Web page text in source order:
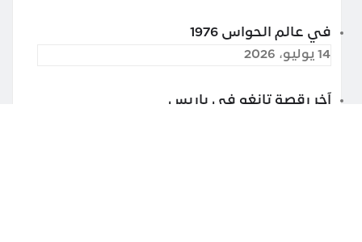
في عالم الحواس 1976
14 يوليو، 2026
آخر رقصة تانغو في باريس